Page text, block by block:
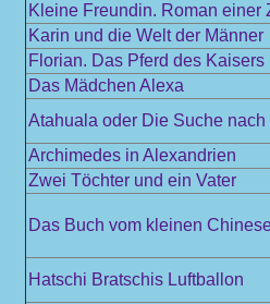
Kleine Freundin. Roman einer
Karin und die Welt der Männer
Florian. Das Pferd des Kaisers
Das Mädchen Alexa
Atahuala oder Die Suche
Archimedes in Alexandrien
Zwei Töchter und ein Vater
Das Buch vom kleinen
Hatschi Bratschis Luftballon